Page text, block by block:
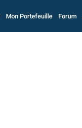
Mon Portefeuille Forum